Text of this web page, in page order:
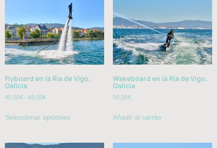
Flyboard en la Ría de Vigo,
Galicia
45,00€ - 60,00€
Seleccionar opciones
Wakeboard en la Ría de Vigo,
Galicia
50,00€
Añadir al carrito